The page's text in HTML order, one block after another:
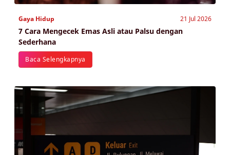
Gaya Hidup 21 Jul 2026
7 Cara Mengecek Emas Asli atau Palsu dengan
Sederhana
Baca Selengkapnya